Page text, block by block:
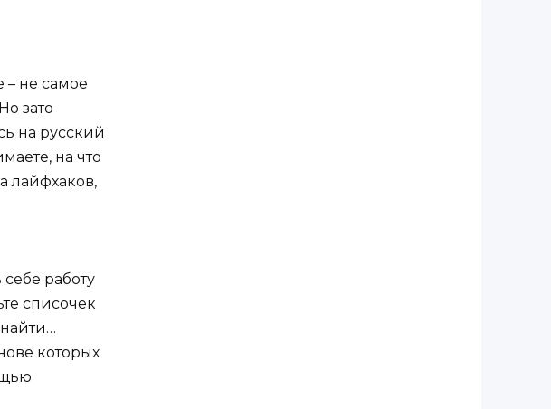
– не самое
зато
на русский
на что
лайфхаков,
работу
списочек
которых